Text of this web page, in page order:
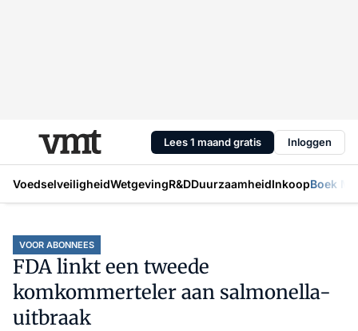
Lees 1 maand gratis Inloggen
VoedselveiligheidWetgevingR&DDuurzaamheidInkoopBoek
VOOR ABONNEES
FDA linkt een tweede
komkommerteler aan salmonella-
uitbraak